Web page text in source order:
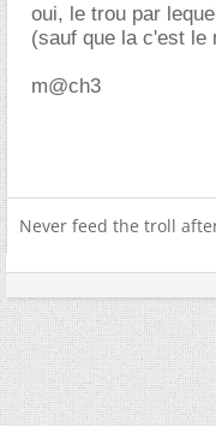
oui, le trou par
(sauf que la c'est le
m@ch3
Never feed the troll